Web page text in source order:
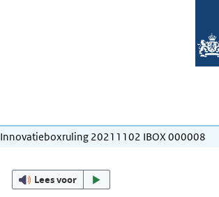
Innovatieboxruling 20211102 IBOX 000008
Lees voor